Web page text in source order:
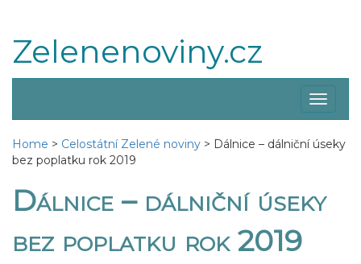
Zelenenoviny.cz
menu
Home > Celostátní Zelené noviny > Dálnice – dálniční úseky
bez poplatku rok 2019
Dálnice – dálniční úseky
bez poplatku rok 2019